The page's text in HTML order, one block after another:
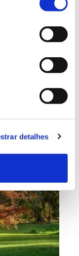
detalhes